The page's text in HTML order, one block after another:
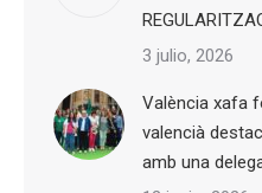
3 julio, 2026
València xafa
valencià
amb una